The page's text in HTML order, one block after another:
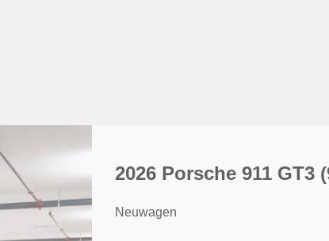
2026 Porsche 911 GT3
Neuwagen